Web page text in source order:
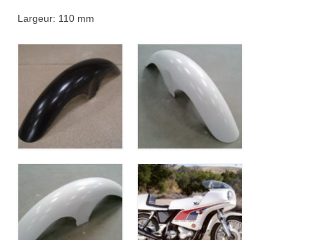
Largeur: 110 mm